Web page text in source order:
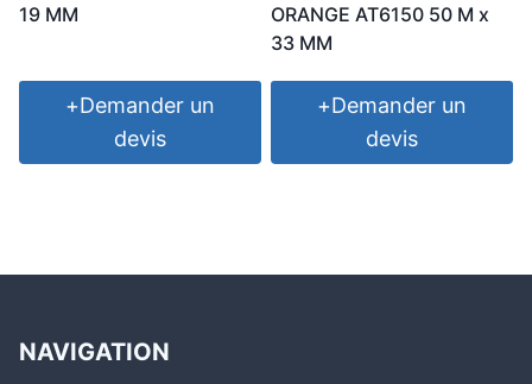
19 MM
+Demander un
devis
ORANGE AT6150 50 M x
33 MM
+Demander un
devis
NAVIGATION